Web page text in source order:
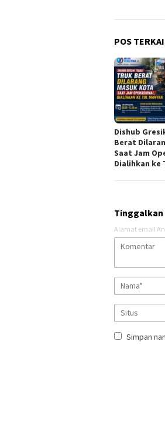
POS
Dishub
Berat
Saat Jam
Dialihkan ke
Tinggalkan
Alamat email
Simpan